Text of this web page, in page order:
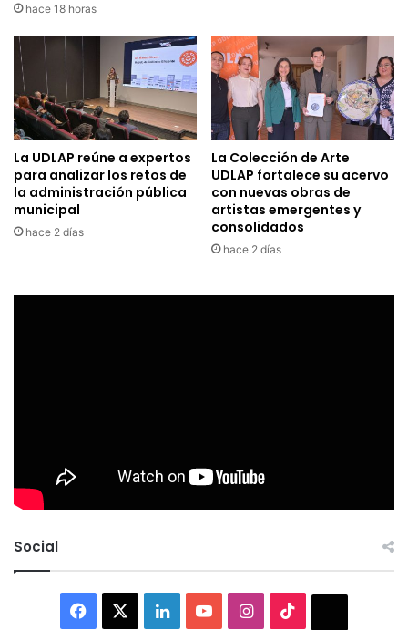
hace 18 horas
La UDLAP reúne a expertos
para analizar los retos de
la administración pública
municipal
hace 2 días
La Colección de Arte
UDLAP fortalece su acervo
con nuevas obras de
artistas emergentes y
consolidados
hace 2 días
Social
Facebook LinkedInYouTubeInstagram